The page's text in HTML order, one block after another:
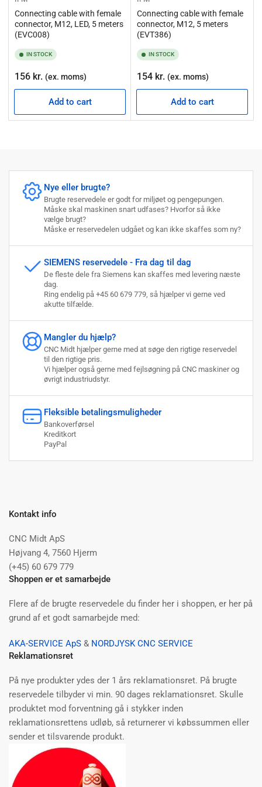
Connecting cable with female
connector, M12, LED, 5 meters
(EVC008)
IN STOCK
Regular
price
156 kr. (ex. moms)
Add to cart
Connecting cable with female
connector, M12, 5 meters
(EVT386)
IN STOCK
Regular
price
154 kr. (ex. moms)
Add to cart
Nye eller brugte?
Brugte reservedele er godt for miljøet og pengepungen.
Måske skal maskinen snart udfases? Hvorfor så ikke
vælge brugt?
Måske er reservedelen udgået og kan ikke skaffes som ny?
SIEMENS reservedele - Fra dag til dag
De fleste dele fra Siemens kan skaffes med levering næste
dag.
Ring endelig på +45 60 679 779, så hjælper vi gerne ved
akutte tilfælde.
Mangler du hjælp?
CNC Midt hjælper gerne med at søge den rigtige reservedel
til den rigtige pris.
Vi hjælper også gerne med fejlsøgning på CNC maskiner og
øvrigt industriudstyr.
Fleksible betalingsmuligheder
Bankoverførsel
Kreditkort
PayPal
Kontakt info
CNC Midt ApS
Højvang 4, 7560 Hjerm
(+45) 60 679 779
Shoppen er et samarbejde
Flere af de brugte reservedele du finder her i shoppen, er her på
grund af et godt samarbejde med:
AKA-SERVICE ApS & NORDJYSK CNC SERVICE
Reklamationsret
På nye produkter ydes der 1 års reklamationsret. På brugte
reservedele tilbyder vi min. 90 dages reklamationsret. Skulle
produktet mod forventning gå i stykker inden
reklamationsrettens udløb, så returnerer vi købssummen eller
sender et tilsvarende produkt.